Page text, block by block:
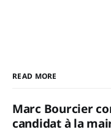
READ MORE
Marc Bourcier
candidat à la